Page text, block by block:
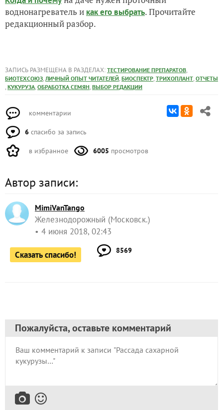
воднонагреватель и как его выбрать. Прочитайте
редакционный разбор.
ЗАПИСЬ РАЗМЕЩЕНА В РАЗДЕЛАХ: ТЕСТИРОВАНИЕ ПРЕПАРАТОВ,
БИОТЕХСОЮЗ, ЛИЧНЫЙ ОПЫТ ЧИТАТЕЛЕЙ, БИОСПЕКТР, ТРИХОПЛАНТ, ОТЧЕТЫ
, КУКУРУЗА, ОБРАБОТКА СЕМЯН, ВЫБОР РЕДАКЦИИ
комментарии
6 спасибо за запись
в избранное 6005 просмотров
Автор записи:
MimiVanTango
Железнодорожный (Московск.)
4 июня 2018, 02:43
Сказать спасибо! 8569
Пожалуйста, оставьте комментарий